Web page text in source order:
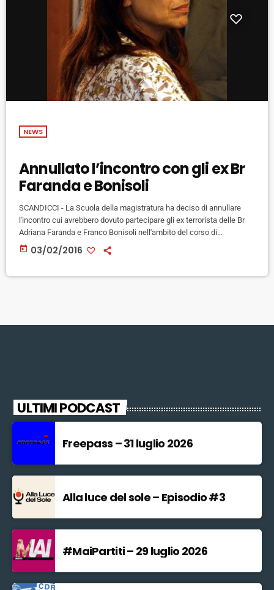
NEWS
Annullato l’incontro con gli ex Br
Faranda e Bonisoli
SCANDICCI - La Scuola della magistratura ha deciso di annullare
l'incontro cui avrebbero dovuto partecipare gli ex terrorista delle Br
Adriana Faranda e Franco Bonisoli nell'ambito del corso di
formazione per magistrati su 'Giustizia riparativa ed alternative al
processo e alla pena'. Lo annuncia con un comunicato in cui
today 03/02/2016
ULTIMI PODCAST
Freepass – 31 luglio 2026
Alla luce del sole – Episodio #3
#MaiPartiti – 29 luglio 2026